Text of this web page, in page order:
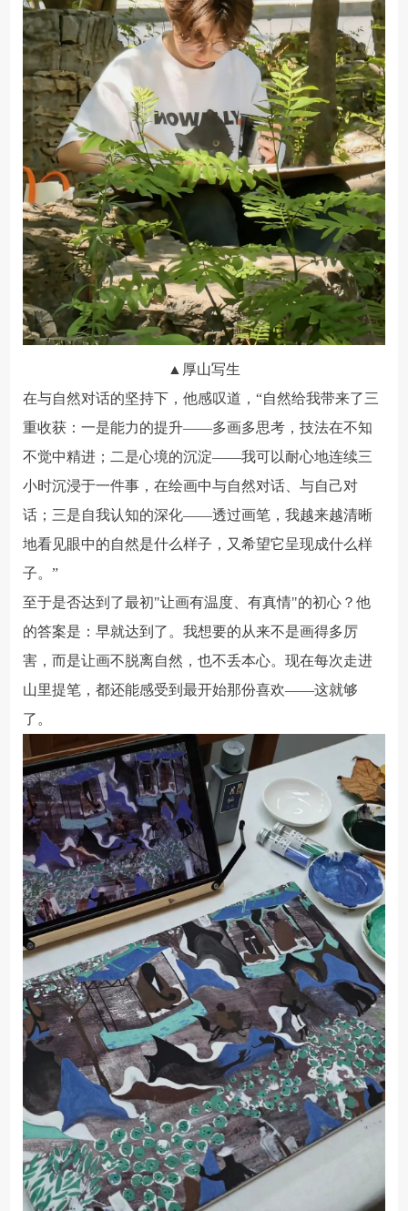
▲厚山写生
在与自然对话的坚持下，他感叹道，“自然给我带来了三
重收获：一是能力的提升——多画多思考，技法在不知
不觉中精进；二是心境的沉淀——我可以耐心地连续三
小时沉浸于一件事，在绘画中与自然对话、与自己对
话；三是自我认知的深化——透过画笔，我越来越清晰
地看见眼中的自然是什么样子，又希望它呈现成什么样
子。”
至于是否达到了最初"让画有温度、有真情"的初心？他
的答案是：早就达到了。我想要的从来不是画得多厉
害，而是让画不脱离自然，也不丢本心。现在每次走进
山里提笔，都还能感受到最开始那份喜欢——这就够
了。